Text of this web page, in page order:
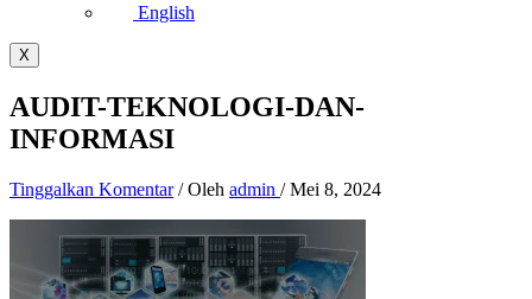
English
X
AUDIT-TEKNOLOGI-DAN-
INFORMASI
Tinggalkan Komentar / Oleh admin /Mei 8, 2024